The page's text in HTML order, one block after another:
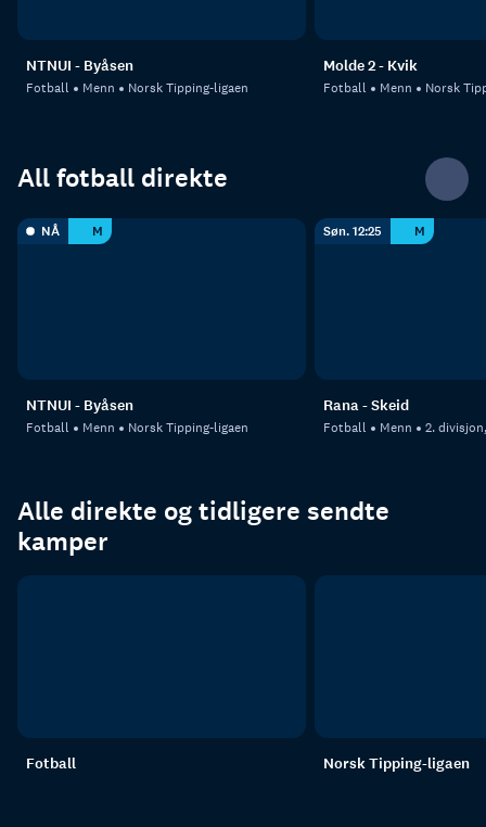
NTNUI - Byåsen
Fotball Menn Norsk Tipping-ligaen
Molde 2 - Kvik
Fotball Menn Norsk
All fotball direkte
NÅ M
NTNUI - Byåsen
Fotball Menn Norsk Tipping-ligaen
Søn. 12:25 M
Rana - Skeid
Fotball Menn 2.
Alle direkte og tidligere sendte
kamper
Fotball Norsk Tipping-ligaen